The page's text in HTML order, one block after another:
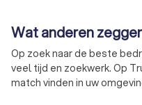
van veiligheid,
milieu.
Wat anderen
Op zoek naar de beste
veel tijd en zoekwerk. Op
match vinden in uw